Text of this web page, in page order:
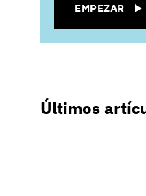
EMPEZAR
Últimos